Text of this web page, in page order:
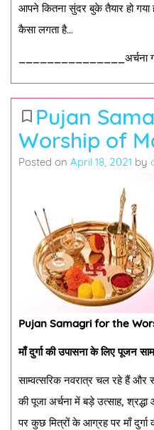
आपने कितना सुंदर बुके तैयार हो
कैसा लगता है…
_______________अर्चना
bookmark_border Pujan
Worship of
Posted on April 18, 2021 by
Pujan Samagri for the
माँ दुर्गा की उपासना के लिए पूजन
साम्वत्सरिक नवरात्र चल रहे हैं और
की पूजा अर्चना में बड़े उत्साह,
पर कुछ मित्रों के आग्रह पर माँ